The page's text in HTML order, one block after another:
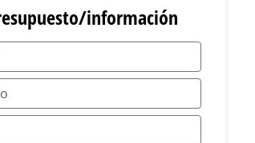
información